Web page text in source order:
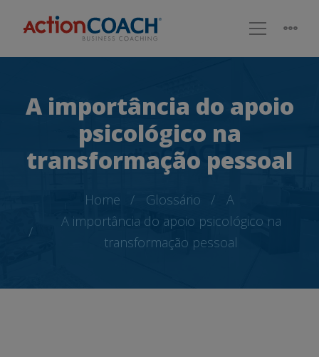
A importância do apoio
psicológico na
transformação pessoal
Home Glossário
A
A importância do apoio psicológico na
transformação pessoal